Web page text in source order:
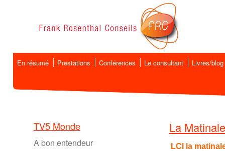
En résumé Prestations Conférences Le consultant Livres/blog
TV5 Monde
A bon entendeur
La Matinale
LCI la